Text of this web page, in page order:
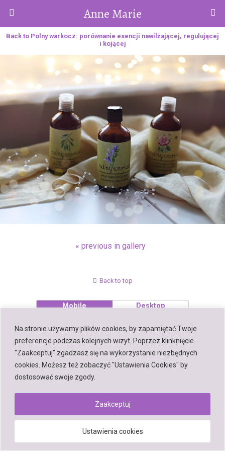
Na stronie używamy plików cookies, by zapamiętać Twoje
preferencje podczas kolejnych wizyt. Poprzez klinknięcie
"Zaakceptuj" zgadzasz się na wykorzystanie niezbędnych
cookies. Możesz też zobaczyć "Ustawienia Cookies" by
dostosować swoje zgody.
Ustawienia cookies
Zaakceptuj
Anne Marie
Back to Polny warkocz: porównanie esencji nawilżającej, regulującej
i kojącej
« previous in gallery
Back to top
Mobile Desktop
Powered by
WPtouch Mobile Suite for WordPress